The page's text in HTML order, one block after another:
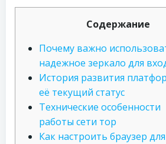
Содержание
Почему важно
надежное зеркало для
История развития
её текущий статус
Технические особенности
работы сети тор
Как настроить браузер для